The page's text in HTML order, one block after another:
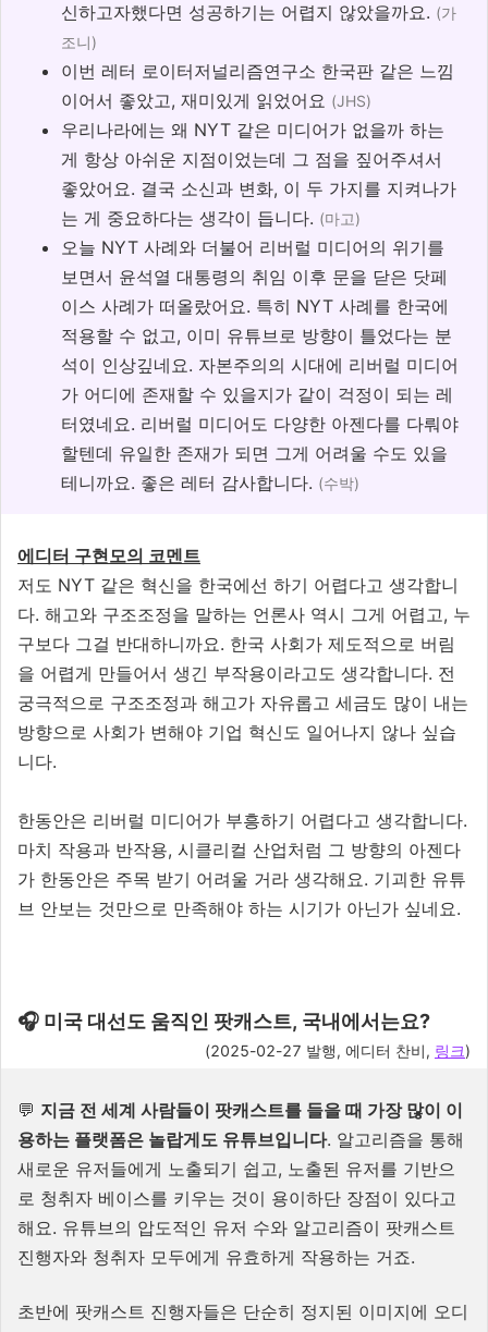
신하고자했다면 성공하기는 어렵지 않았을까요. (가
조니)
이번 레터 로이터저널리즘연구소 한국판 같은 느낌
이어서 좋았고, 재미있게 읽었어요 (JHS)
우리나라에는 왜 NYT 같은 미디어가 없을까 하는
게 항상 아쉬운 지점이었는데 그 점을 짚어주셔서
좋았어요. 결국 소신과 변화, 이 두 가지를 지켜나가
는 게 중요하다는 생각이 듭니다. (마고)
오늘 NYT 사례와 더불어 리버럴 미디어의 위기를
보면서 윤석열 대통령의 취임 이후 문을 닫은 닷페
이스 사례가 떠올랐어요. 특히 NYT 사례를 한국에
적용할 수 없고, 이미 유튜브로 방향이 틀었다는 분
석이 인상깊네요. 자본주의의 시대에 리버럴 미디어
가 어디에 존재할 수 있을지가 같이 걱정이 되는 레
터였네요. 리버럴 미디어도 다양한 아젠다를 다뤄야
할텐데 유일한 존재가 되면 그게 어려울 수도 있을
테니까요. 좋은 레터 감사합니다. (수박)
에디터 구현모의 코멘트
저도 NYT 같은 혁신을 한국에선 하기 어렵다고 생각합니
다. 해고와 구조조정을 말하는 언론사 역시 그게 어렵고, 누
구보다 그걸 반대하니까요. 한국 사회가 제도적으로 버림
을 어렵게 만들어서 생긴 부작용이라고도 생각합니다. 전
궁극적으로 구조조정과 해고가 자유롭고 세금도 많이 내는
방향으로 사회가 변해야 기업 혁신도 일어나지 않나 싶습
니다.
한동안은 리버럴 미디어가 부흥하기 어렵다고 생각합니다.
마치 작용과 반작용, 시클리컬 산업처럼 그 방향의 아젠다
가 한동안은 주목 받기 어려울 거라 생각해요. 기괴한 유튜
브 안보는 것만으로 만족해야 하는 시기가 아닌가 싶네요.
🎧 미국 대선도 움직인 팟캐스트, 국내에서는요?
(2025-02-27 발행, 에디터 찬비, 링크)
💬 지금 전 세계 사람들이 팟캐스트를 들을 때 가장 많이 이
용하는 플랫폼은 놀랍게도 유튜브입니다. 알고리즘을 통해
새로운 유저들에게 노출되기 쉽고, 노출된 유저를 기반으
로 청취자 베이스를 키우는 것이 용이하단 장점이 있다고
해요. 유튜브의 압도적인 유저 수와 알고리즘이 팟캐스트
진행자와 청취자 모두에게 유효하게 작용하는 거죠.
초반에 팟캐스트 진행자들은 단순히 정지된 이미지에 오디